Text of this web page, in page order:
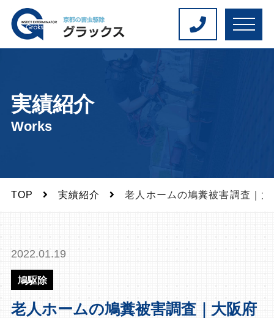
M
E
実績紹介
Works
TOP 実績紹介 老人ホームの鳩糞被害調査｜
2022.01.19
鳩駆除
老人ホームの鳩糞被害調査｜大阪府